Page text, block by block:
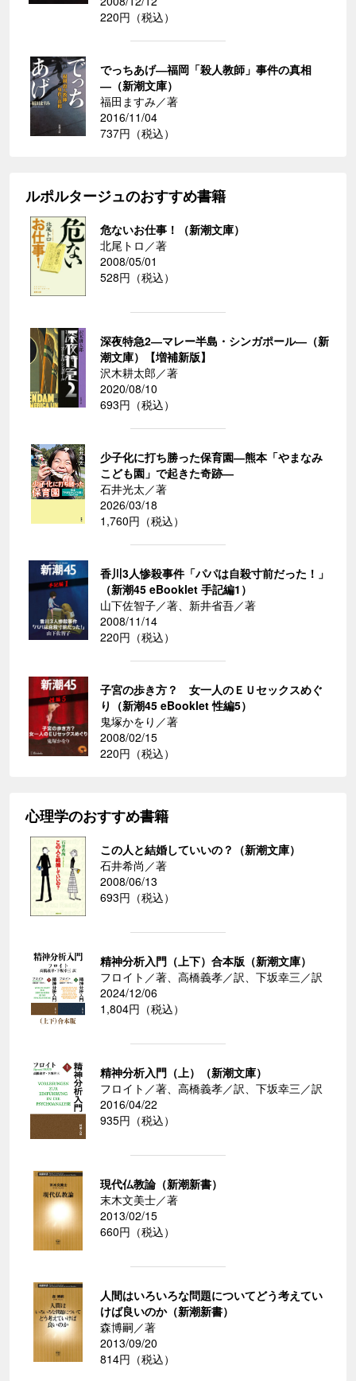
220円（税込）
でっちあげ―福岡「殺人教師」事件の真相
―（新潮文庫）
福田ますみ／著
2016/11/04
737円（税込）
ルポルタージュのおすすめ書籍
危ないお仕事！（新潮文庫）
北尾トロ／著
2008/05/01
528円（税込）
深夜特急2―マレー半島・シンガポール―（新
潮文庫）【増補新版】
沢木耕太郎／著
2020/08/10
693円（税込）
少子化に打ち勝った保育園―熊本「やまなみ
こども園」で起きた奇跡―
石井光太／著
2026/03/18
1,760円（税込）
香川3人惨殺事件「パパは自殺寸前だった！」
（新潮45 eBooklet 手記編1）
山下佐智子／著、新井省吾／著
2008/11/14
220円（税込）
子宮の歩き方？ 女一人のＥＵセックスめぐ
り（新潮45 eBooklet 性編5）
鬼塚かをり／著
2008/02/15
220円（税込）
心理学のおすすめ書籍
この人と結婚していいの？（新潮文庫）
石井希尚／著
2008/06/13
693円（税込）
精神分析入門（上下）合本版（新潮文庫）
フロイト／著、高橋義孝／訳、下坂幸三／訳
2024/12/06
1,804円（税込）
精神分析入門（上）（新潮文庫）
フロイト／著、高橋義孝／訳、下坂幸三／訳
2016/04/22
935円（税込）
現代仏教論（新潮新書）
末木文美士／著
2013/02/15
660円（税込）
人間はいろいろな問題についてどう考えてい
けば良いのか（新潮新書）
森博嗣／著
2013/09/20
814円（税込）